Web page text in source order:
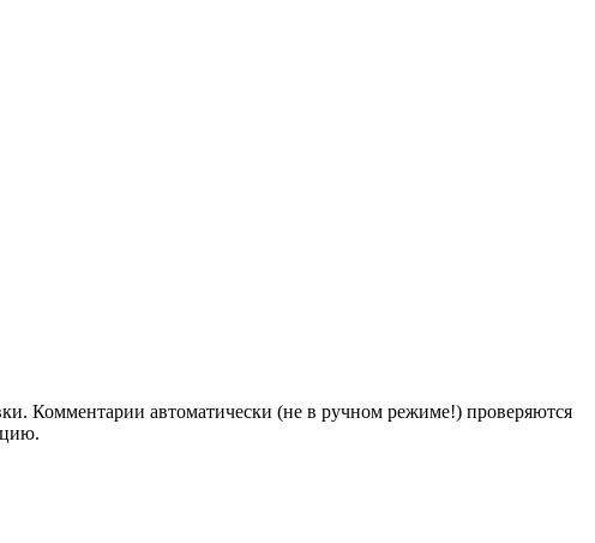
Комментарии автоматически (не в ручном режиме!) проверяются